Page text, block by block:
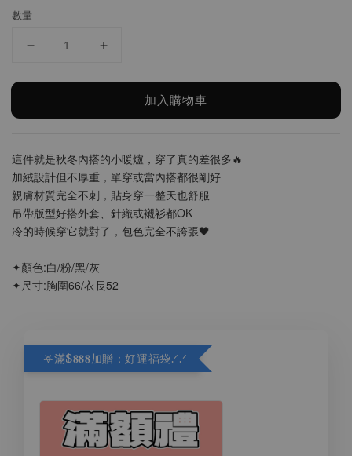
數量
加入購物車
這件就是秋冬內搭的小暖爐，穿了真的差很多🔥
加絨設計但不厚重，單穿或當內搭都很剛好
親膚材質完全不刺，貼身穿一整天也舒服
吊帶版型好搭外套、針織或襯衫都OK
冷的時候穿它就對了，包色完全不誇張🖤
✦顏色:白/粉/黑/灰
✦尺寸:胸圍66/衣長52
𖤐滿$𝟖𝟖𝟖加贈：好運福袋.ᐟ‪.ᐟ